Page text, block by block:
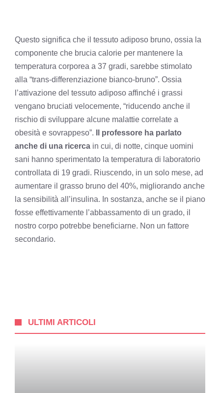
Questo significa che il tessuto adiposo bruno, ossia la
componente che brucia calorie per mantenere la
temperatura corporea a 37 gradi, sarebbe stimolato
alla “trans-differenziazione bianco-bruno”. Ossia
l’attivazione del tessuto adiposo affinché i grassi
vengano bruciati velocemente, “riducendo anche il
rischio di sviluppare alcune malattie correlate a
obesità e sovrappeso”.
Il professore ha parlato
anche di una ricerca in cui, di notte, cinque uomini
sani hanno sperimentato la temperatura di laboratorio
controllata di 19 gradi. Riuscendo, in un solo mese, ad
aumentare il grasso bruno del 40%, migliorando anche
la sensibilità all’insulina. In sostanza, anche se il piano
fosse effettivamente l’abbassamento di un grado, il
nostro corpo potrebbe beneficiarne. Non un fattore
secondario.
ULTIMI ARTICOLI